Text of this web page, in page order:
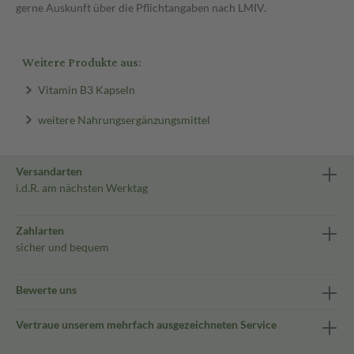
gerne Auskunft über die Pflichtangaben nach LMIV.
Weitere Produkte aus:
Vitamin B3 Kapseln
weitere Nahrungsergänzungsmittel
Versandarten
i.d.R. am nächsten Werktag
Zahlarten
sicher und bequem
Bewerte uns
Vertraue unserem mehrfach ausgezeichneten Service